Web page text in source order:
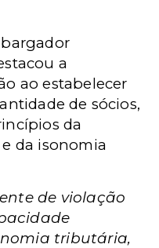
a
ao estabelecer
de sócios,
da
da isonomia
de violação
tributária,